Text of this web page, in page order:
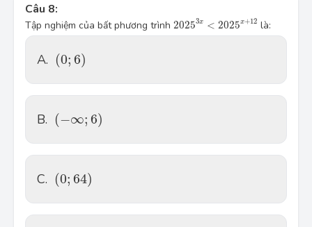
Câu 8:
Tập nghiệm của bất phương trình 20253x < 2025x+12
20253 2025x+12là:
A. (0; 6)
(0; 6)
B. (−∞; 6)
(− ∞;6 )
C. (0; 64)
(0; 64)